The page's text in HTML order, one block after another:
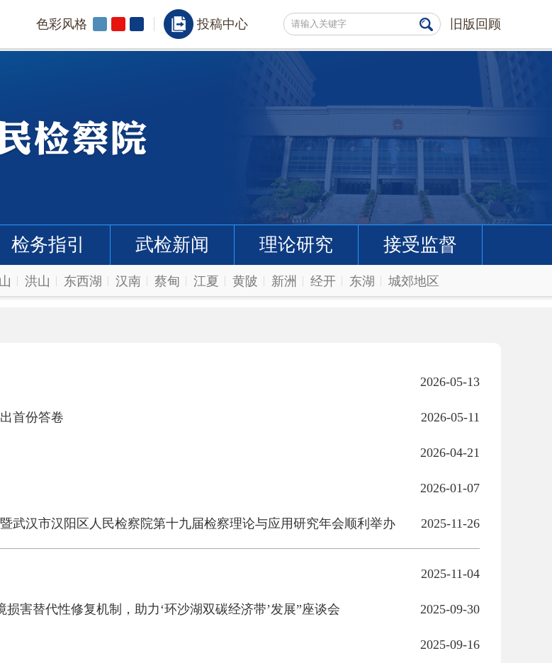
色彩风格 投稿中心 旧版回顾
检务指引 武检新闻 理论研究 接受监督
洪山 东西湖 汉南 蔡甸 江夏 黄陂 新洲 经开 东湖 城郊地区
2026-05-13
2026-05-11
首份答卷
2026-04-21
2026-01-07
2025-11-26
武汉市汉阳区人民检察院第十九届检察理论与应用研究年会顺利举办
2025-11-04
2025-09-30
害替代性修复机制，助力‘环沙湖双碳经济带’发展”座谈会
2025-09-16